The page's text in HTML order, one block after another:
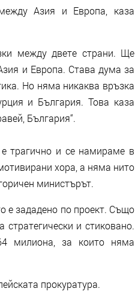
Азия и Европа, каза
между двете страни. Ще
и Европа. Става дума за
Но няма никаква връзка
и България. Това каза
България“.
трагично и се намираме в
хора, а няма нито
министърът.
е зададено по проект. Също
и стиковано.
милиона, за които няма
прокуратура.